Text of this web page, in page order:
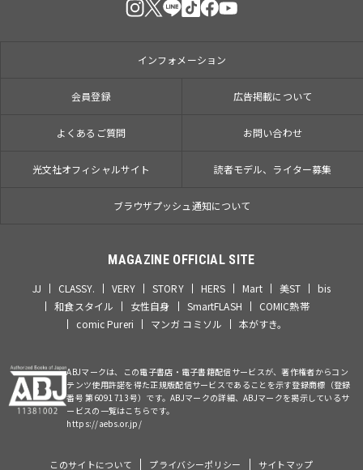
インフォメーション
会員登録 広告掲載について
よくあるご質問 お問い合わせ
光文社オフィシャルサイト 読者モデル、ライター募集
ブラウザプッシュ通知について
MAGAZINE OFFICIAL SITE
JJ CLASSY. VERY STORY HERS Mart 美ST
bis
和食スタイル
女性自身 SmartFLASH
COMIC熱帯
comic Pureri
マンガ コミソル 本がすき。
ABJマークは、この電子書店・電子書籍配信サービスが、著作権者からコン
テンツ使用許諾を得た正規版配信サービスであることを示す登録商標（登録
番号 第6091713号）です。ABJマークの詳細、ABJマークを掲示しているサ
ービスの一覧はこちらです。
https://aebs.or.jp/
このサイトについて プライバシーポリシー サイトマップ